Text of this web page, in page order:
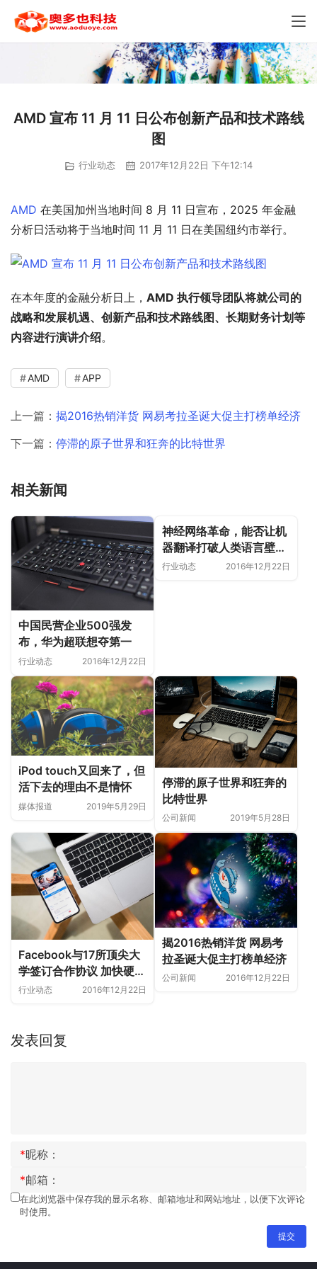
AMD 宣布 11 月 11 日公布创新产品和技术路线
图
行业动态 2017年12月22日 下午12:14
AMD 在美国加州当地时间 8 月 11 日宣布，2025 年金融
分析日活动将于当地时间 11 月 11 日在美国纽约市举行。
在本年度的金融分析日上， AMD 执行领导团队将就公司的
战略和发展机遇、创新产品和技术路线图、长期财务计划等
内容进行演讲介绍。
AMD APP
上一篇： 揭2016热销洋货 网易考拉圣诞大促主打榜单经济
下一篇： 停滞的原子世界和狂奔的比特世界
相关新闻
中国民营企业500强发
布，华为超联想夺第一
行业动态 2016年12月22日
神经网络革命，能否让机
器翻译打破人类语言壁
垒？
行业动态 2016年12月22日
iPod touch又回来了，但
活下去的理由不是情怀
媒体报道 2019年5月29日
停滞的原子世界和狂奔的
比特世界
公司新闻 2019年5月28日
Facebook与17所顶尖大
学签订合作协议 加快硬件
项目开发
行业动态 2016年12月22日
揭2016热销洋货 网易考
拉圣诞大促主打榜单经济
公司新闻 2016年12月22日
发表回复
*昵称：
*邮箱：
在此浏览器中保存我的显示名称、邮箱地址和网站地址，以便下次评论
时使用。
提交